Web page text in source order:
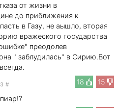
от жизни в
до приближения к
в Газу, не аышло, вторая
вражеского государства
преодолев
" заблудилась" в Сирию.Вот
18
15
#